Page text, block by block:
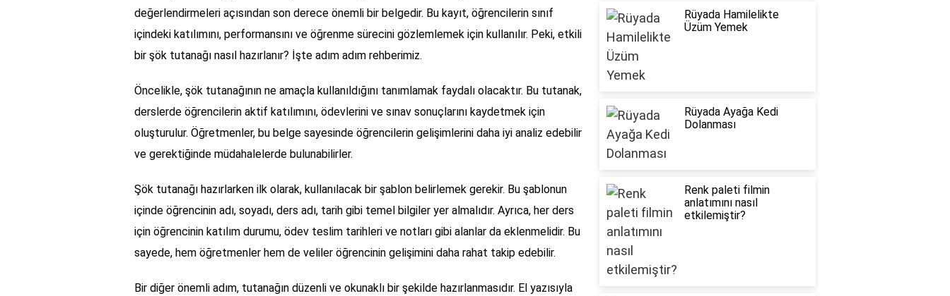
değerlendirmeleri açısından son derece önemli bir belgedir. Bu kayıt, öğrencilerin sınıf
içindeki katılımını, performansını ve öğrenme sürecini gözlemlemek için kullanılır. Peki, etkili
bir şök tutanağı nasıl hazırlanır? İşte adım adım rehberimiz.
Öncelikle, şök tutanağının ne amaçla kullanıldığını tanımlamak faydalı olacaktır. Bu tutanak,
derslerde öğrencilerin aktif katılımını, ödevlerini ve sınav sonuçlarını kaydetmek için
oluşturulur. Öğretmenler, bu belge sayesinde öğrencilerin gelişimlerini daha iyi analiz edebilir
ve gerektiğinde müdahalelerde bulunabilirler.
Şök tutanağı hazırlarken ilk olarak, kullanılacak bir şablon belirlemek gerekir. Bu şablonun
içinde öğrencinin adı, soyadı, ders adı, tarih gibi temel bilgiler yer almalıdır. Ayrıca, her ders
için öğrencinin katılım durumu, ödev teslim tarihleri ve notları gibi alanlar da eklenmelidir. Bu
sayede, hem öğretmenler hem de veliler öğrencinin gelişimini daha rahat takip edebilir.
Bir diğer önemli adım, tutanağın düzenli ve okunaklı bir şekilde hazırlanmasıdır. El yazısıyla
Rüyada Hamilelikte
Üzüm Yemek
Rüyada Ayağa Kedi
Dolanması
Renk paleti filmin
anlatımını nasıl
etkilemiştir?